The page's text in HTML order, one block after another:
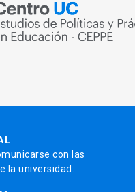
con las
la universidad.